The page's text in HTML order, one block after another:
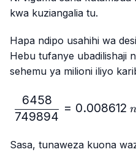
kwa kuziangalia tu.
Hapa ndipo usahihi wa
Hebu tufanye ubadilishaji
sehemu ya milioni iliyo
749894
6458
= 0.008612
Sasa, tunaweza kuona